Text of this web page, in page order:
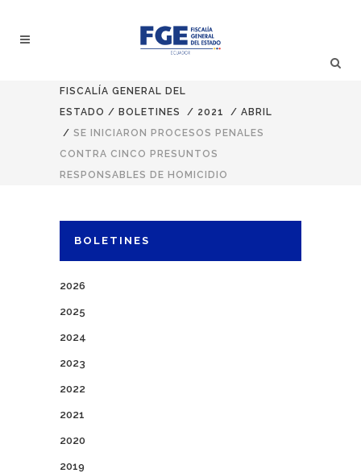
FISCALÍA GENERAL DEL
ESTADO / BOLETINES / 2021 / ABRIL
/ SE INICIARON PROCESOS PENALES
CONTRA CINCO PRESUNTOS
RESPONSABLES DE HOMICIDIO
BOLETINES
2026
2025
2024
2023
2022
2021
2020
2019